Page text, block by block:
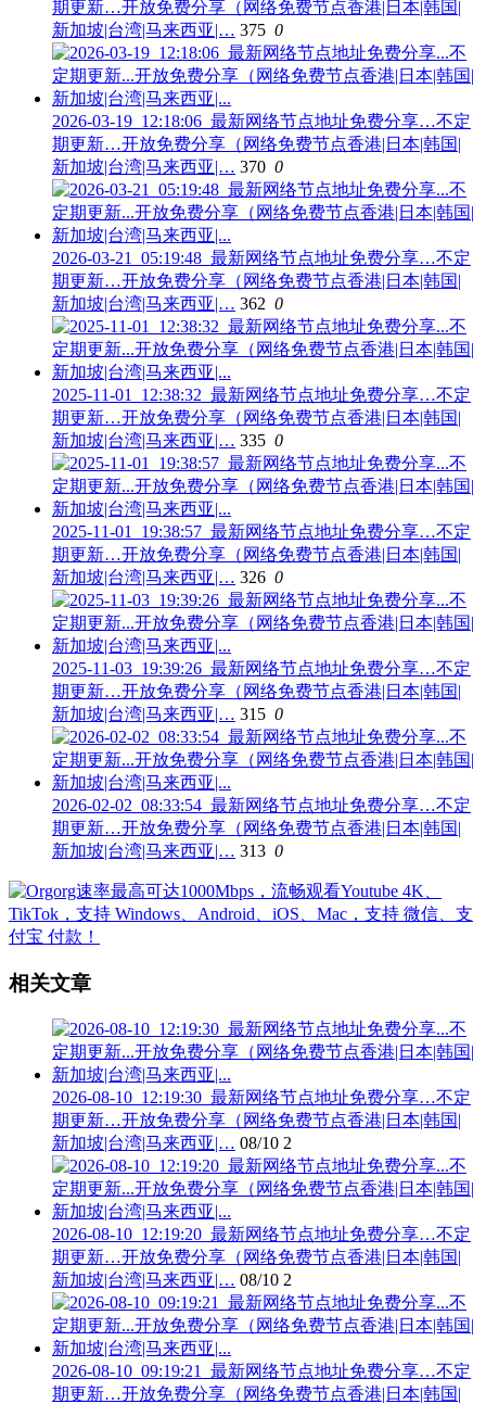
期更新…开放免费分享（网络免费节点香港|日本|韩国|
新加坡|台湾|马来西亚|… 375 0
2026-03-19_12:18:06_最新网络节点地址免费分享…不定
期更新…开放免费分享（网络免费节点香港|日本|韩国|
新加坡|台湾|马来西亚|… 370 0
2026-03-21_05:19:48_最新网络节点地址免费分享…不定
期更新…开放免费分享（网络免费节点香港|日本|韩国|
新加坡|台湾|马来西亚|… 362 0
2025-11-01_12:38:32_最新网络节点地址免费分享…不定
期更新…开放免费分享（网络免费节点香港|日本|韩国|
新加坡|台湾|马来西亚|… 335 0
2025-11-01_19:38:57_最新网络节点地址免费分享…不定
期更新…开放免费分享（网络免费节点香港|日本|韩国|
新加坡|台湾|马来西亚|… 326 0
2025-11-03_19:39:26_最新网络节点地址免费分享…不定
期更新…开放免费分享（网络免费节点香港|日本|韩国|
新加坡|台湾|马来西亚|… 315 0
2026-02-02_08:33:54_最新网络节点地址免费分享…不定
期更新…开放免费分享（网络免费节点香港|日本|韩国|
新加坡|台湾|马来西亚|… 313 0
相关文章
2026-08-10_12:19:30_最新网络节点地址免费分享…不定
期更新…开放免费分享（网络免费节点香港|日本|韩国|
新加坡|台湾|马来西亚|… 08/10 2
2026-08-10_12:19:20_最新网络节点地址免费分享…不定
期更新…开放免费分享（网络免费节点香港|日本|韩国|
新加坡|台湾|马来西亚|… 08/10 2
2026-08-10_09:19:21_最新网络节点地址免费分享…不定
期更新…开放免费分享（网络免费节点香港|日本|韩国|